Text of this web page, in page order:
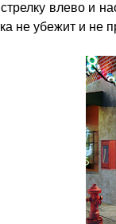
влево и
не убежит и не